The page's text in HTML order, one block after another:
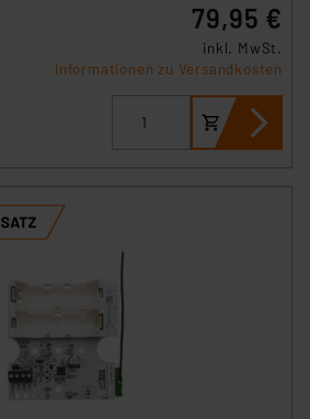
79,95 €
inkl. MwSt.
Informationen zu Versandkosten